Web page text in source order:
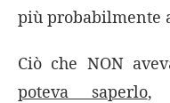
più probabilmente
Ciò che NON
poteva saperlo,